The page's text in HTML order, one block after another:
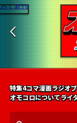
特集4コマ漫画ラジオ
オモコロについてライ